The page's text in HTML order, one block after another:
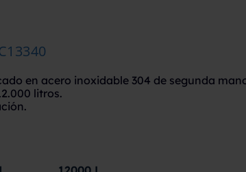
en acero inoxidable 304 de segunda
litros.